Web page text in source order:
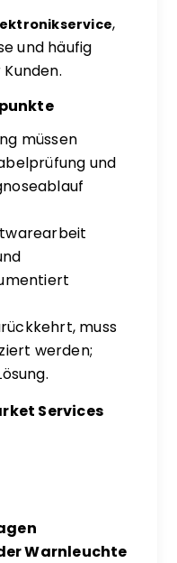
,
und häufig
müssen
und
muss
werden;
Services
Warnleuchte